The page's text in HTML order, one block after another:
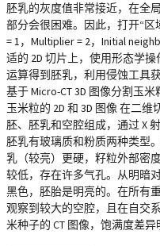
胚乳的灰度值非常接近，在全
部分会很困难。因此，打开“区
= 1，Multiplier = 2，Initial
适的 2D 切片上，使用形态学
运算得到胚乳，利用侵蚀工具
基于 Micro-CT 3D 图像分割玉
玉米粒的 2D 和 3D 图像 在二
胚、胚乳和空腔组成，通过 X
胚乳有玻璃质和粉质两种类型
乳（较亮）更硬，籽粒外部密
较低，存在许多气孔。从明暗
黑色，胚胎是明亮的。在所有
观察到较大的空腔，且在自交
米种子的 CT 图像，饱满度差